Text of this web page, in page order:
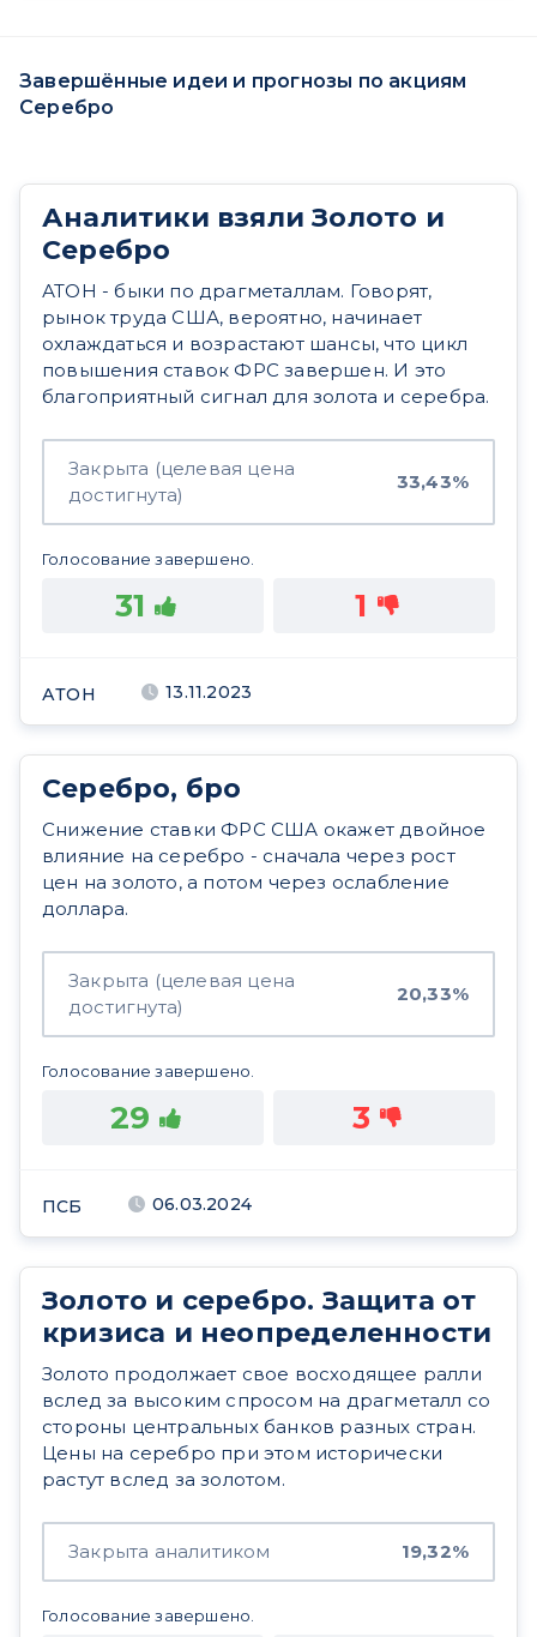
Завершённые идеи и прогнозы по акциям
Серебро
Аналитики взяли Золото и
Серебро
АТОН - быки по драгметаллам. Говорят,
рынок труда США, вероятно, начинает
охлаждаться и возрастают шансы, что цикл
повышения ставок ФРС завершен. И это
благоприятный сигнал для золота и серебра.
Закрыта (целевая цена
достигнута)
33,43%
Голосование завершено.
31 1
АТОН 13.11.2023
Серебро, бро
Снижение ставки ФРС США окажет двойное
влияние на серебро - сначала через рост
цен на золото, а потом через ослабление
доллара.
Закрыта (целевая цена
достигнута)
20,33%
Голосование завершено.
29 3
ПСБ 06.03.2024
Золото и серебро. Защита от
кризиса и неопределенности
Золото продолжает свое восходящее ралли
вслед за высоким спросом на драгметалл со
стороны центральных банков разных стран.
Цены на серебро при этом исторически
растут вслед за золотом.
Закрыта аналитиком 19,32%
Голосование завершено.